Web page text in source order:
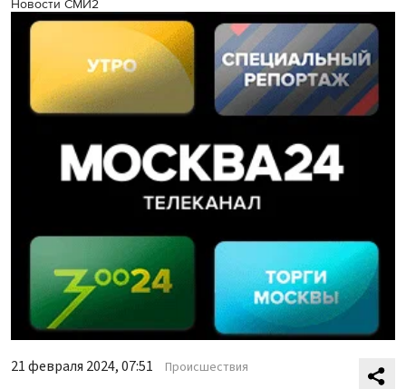
Новости СМИ2
21 февраля 2024, 07:51 Происшествия